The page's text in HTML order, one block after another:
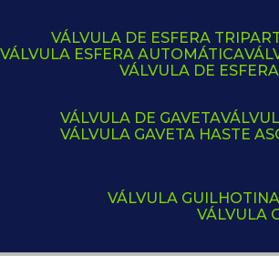
VÁLVULA DE ESFERA
VÁLVULA ESFERA AUTOMÁTICA
VÁLVULA DE ESFERA
VÁLVULA DE GAVETA
VÁLVULA GAVETA HASTE
VÁLVULA
VÁLVULA